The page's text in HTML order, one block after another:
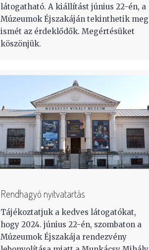
látogatható. A kiállítást június 22-én, a
Múzeumok Éjszakáján tekinthetik meg
ismét az érdeklődők. Megértésüket
köszönjük.
Rendhagyó nyitvatartás
Tájékoztatjuk a kedves látogatókat,
hogy 2024. június 22-én, szombaton a
Múzeumok Éjszakája rendezvény